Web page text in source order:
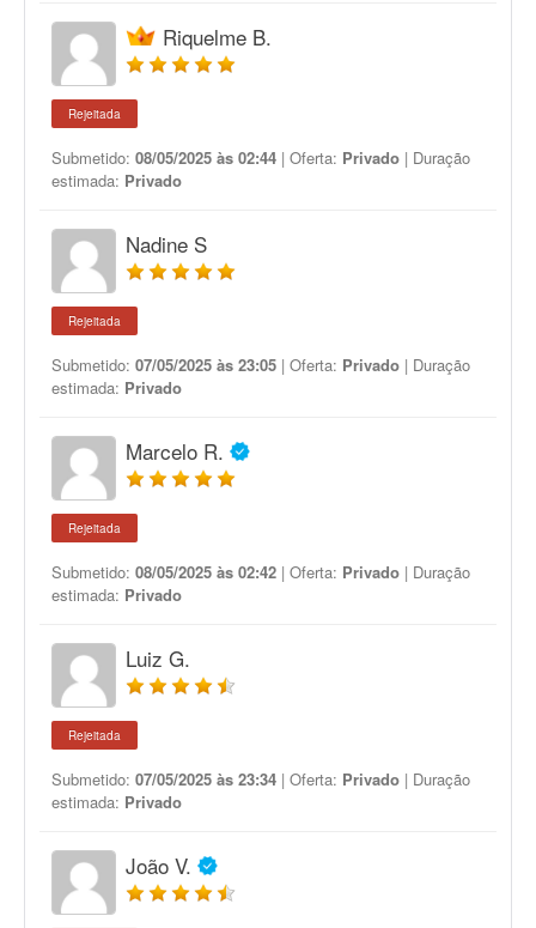
Riquelme B.
Rejeitada
Submetido: 08/05/2025 às 02:44 | Oferta: Privado | Duração
estimada: Privado
Nadine S
Rejeitada
Submetido: 07/05/2025 às 23:05 | Oferta: Privado | Duração
estimada: Privado
Marcelo R.
Rejeitada
Submetido: 08/05/2025 às 02:42 | Oferta: Privado | Duração
estimada: Privado
Luiz G.
Rejeitada
Submetido: 07/05/2025 às 23:34 | Oferta: Privado | Duração
estimada: Privado
João V.